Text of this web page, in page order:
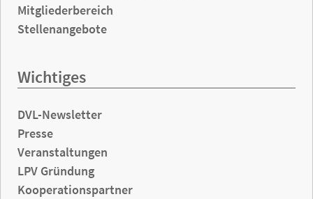
Mitgliederbereich
Stellenangebote
Wichtiges
DVL-Newsletter
Presse
Veranstaltungen
LPV Gründung
Kooperationspartner